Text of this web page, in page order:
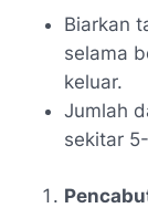
Biarkan
selama
keluar.
Jumlah
sekitar